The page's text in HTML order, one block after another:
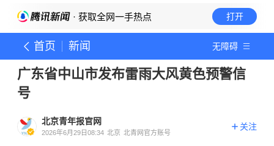
· 获取全网一手热点 打开
首页 新闻 无障碍
广东省中山市发布雷雨大风黄色预警信
号
北京青年报官网
2026年6月29日08:34 北京 北青网官方账号
关注